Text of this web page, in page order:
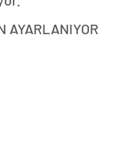
AYARLANIYOR